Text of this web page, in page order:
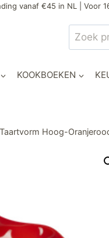
vanaf €45 in NL | Voor
Zoeken
naar:
KOOKBOEKEN
Hoog-